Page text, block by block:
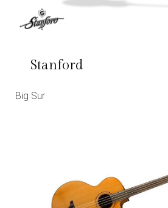
Stanford
Big Sur